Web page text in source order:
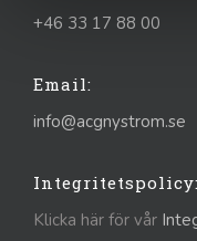
+46 33 17 88 00
Email:
info@acgnystrom.se
Integritetspolicy:
Klicka här för vår